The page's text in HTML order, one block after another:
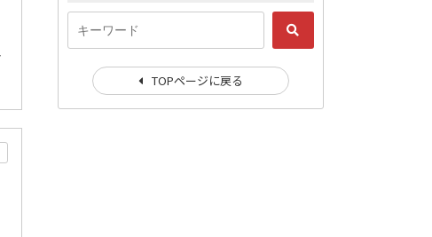
TOPページに戻る